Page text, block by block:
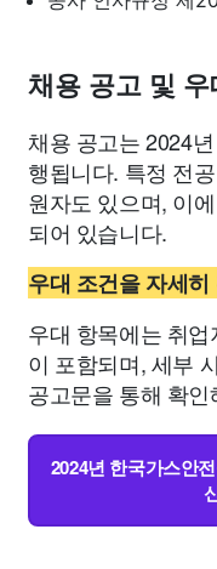
채용 공고 및 우
채용 공고는 2024
행됩니다. 특정 전
원자도 있으며, 이
되어 있습니다.
우대 조건을 자세
우대 항목에는 취
이 포함되며, 세부
공고문을 통해 확
2024년 한국가스안